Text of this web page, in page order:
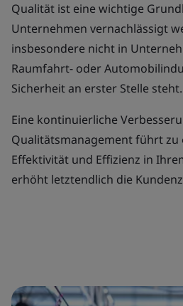
Qualität ist eine wichtige
Unternehmen vernachlässigt
insbesondere nicht in
Raumfahrt- oder
Sicherheit an erster Stelle steht.
Eine kontinuierliche
Qualitätsmanagement führt zu
Effektivität und Effizienz in
erhöht letztendlich die